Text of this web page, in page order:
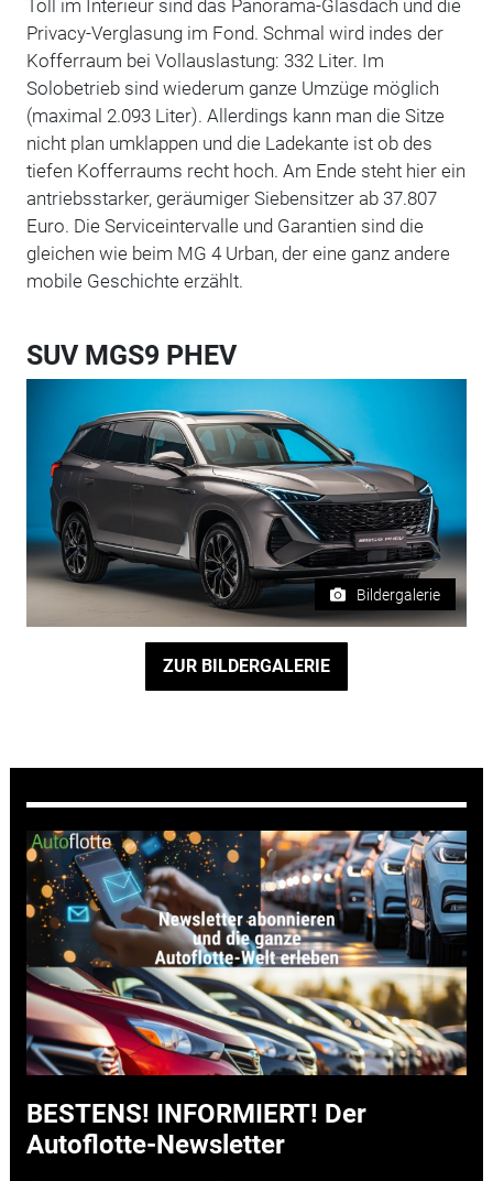
Toll im Interieur sind das Panorama-Glasdach und die
Privacy-Verglasung im Fond. Schmal wird indes der
Kofferraum bei Vollauslastung: 332 Liter. Im
Solobetrieb sind wiederum ganze Umzüge möglich
(maximal 2.093 Liter). Allerdings kann man die Sitze
nicht plan umklappen und die Ladekante ist ob des
tiefen Kofferraums recht hoch. Am Ende steht hier ein
antriebsstarker, geräumiger Siebensitzer ab 37.807
Euro. Die Serviceintervalle und Garantien sind die
gleichen wie beim MG 4 Urban, der eine ganz andere
mobile Geschichte erzählt.
SUV MGS9 PHEV
Bildergalerie
ZUR BILDERGALERIE
BESTENS! INFORMIERT! Der
Autoflotte-Newsletter